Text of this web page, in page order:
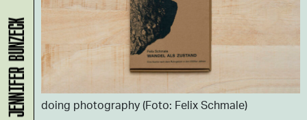
doing photography (Foto: Felix Schmale)